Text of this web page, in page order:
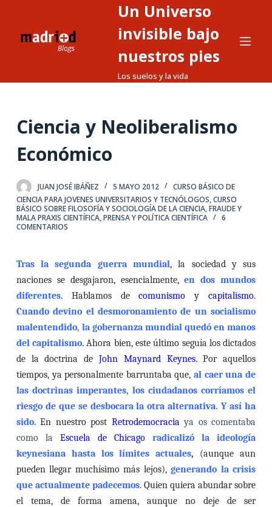
e
n
o
Un Universo
invisible bajo
nuestros pies
Los suelos y la vida
Ciencia y Neoliberalismo
Económico
JUAN JOSÉ IBÁÑEZ 5 MAYO 2012
CURSO BÁSICO DE
CIENCIA PARA JOVENES UNIVERSITARIOS Y TECNÓLOGOS,CURSO
BÁSICO SOBRE FILOSOFÍA Y SOCIOLOGÍA DE LA CIENCIA,FRAUDE Y
MALA PRAXIS CIENTÍFICA,PRENSA Y POLÍTICA CIENTÍFICA
6
COMENTARIOS
Tras la segunda guerra mundial, la sociedad y sus
naciones se desgajaron, esencialmente,en dos mundos
diferentes. Hablamos decomunismo ycapitalismo.
Cuando devino el desmoronamiento de un socialismo
malentendido, la gobernanza mundial quedó en manos
del capitalismo. Ahora bien, este último seguía los dictados
de ladoctrina de John Maynard Keynes. Por aquellos
tiempos,ya personalmente barruntaba que, al caer una de
las doctrinas imperantes, los ciudadanos corríamos el
riesgo de que se desbocara la otra alternativa. Y así ha
sido. En nuestro post Retrodemocraciaya os comentaba
como la Escuela de Chicago
radicalizó la ideología
keynesiana hasta los límites actuales, (aunque aun
pueden llegar muchísimo más lejos),generando la crisis
que actualmente padecemos. Quien quiera abundar sobre
el tema, de forma amena, aunque no deje de ser